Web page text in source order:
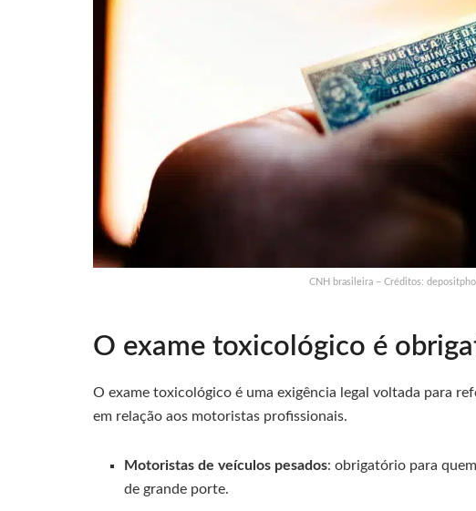
CNH brasileira – Créditos:
O exame toxicológico é
O exame toxicológico é uma exigência legal voltada para
em relação aos motoristas profissionais.
Motoristas de veículos pesados: obrigatório para
de grande porte.